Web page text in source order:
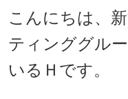
こんにちは、
ティンググル
いるＨです。